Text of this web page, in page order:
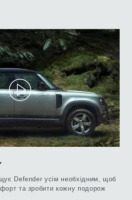
Defender усім необхідним, щоб
та зробити кожну подорож